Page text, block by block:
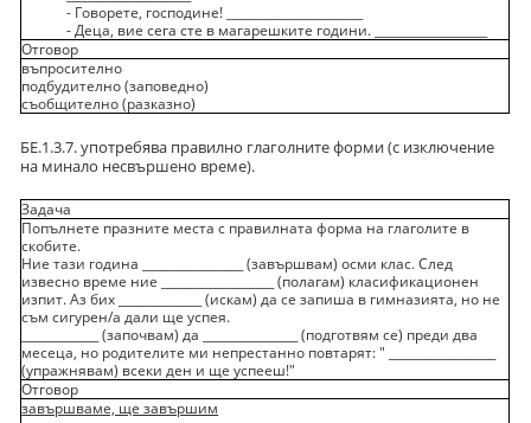
- Говорете, господине! _______________________
- Деца, вие сега сте в магарешките години. ___________________
Отговор
въпросително
подбудително (заповедно)
съобщително (разказно)
БЕ.1.3.7. употребява правилно глаголните форми (с изключение
на минало несвършено време).
Задача
Попълнете празните места с правилната форма на глаголите в
скобите.
Ние тази година _________________ (завършвам) осми клас. След
извесно време ние ___________________ (полагам) класификационен
изпит. Аз бих ______________ (искам) да се запиша в гимназията, но не
съм сигурен/а дали ще успея.
_____________ (започвам) да ________________ (подготвям се) преди два
месеца, но родителите ми непрестанно повтарят: " __________________
(упражнявам) всеки ден и ще успееш!"
Отговор
завършваме, ще завършим